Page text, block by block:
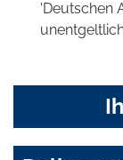
'Deutschen